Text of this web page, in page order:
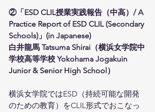
②「ESD CLIL授業実践報告（中高）/ A
Practice Report of ESD CLIL (Secondary
Schools)」(in Japanese)
白井龍馬 Tatsuma Shirai（横浜女学院中
学校高等学校 Yokohama Jogakuin
Junior & Senior High School）
横浜女学院ではESD（持続可能な開発
のための教育）をCLIL形式でおこなっ